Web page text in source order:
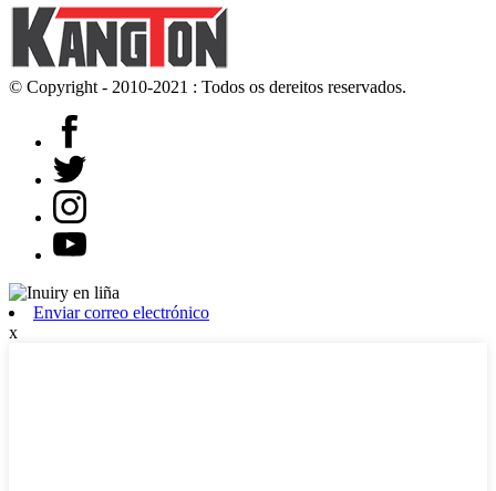
© Copyright - 2010-2021 : Todos os dereitos reservados.
Enviar correo electrónico
x